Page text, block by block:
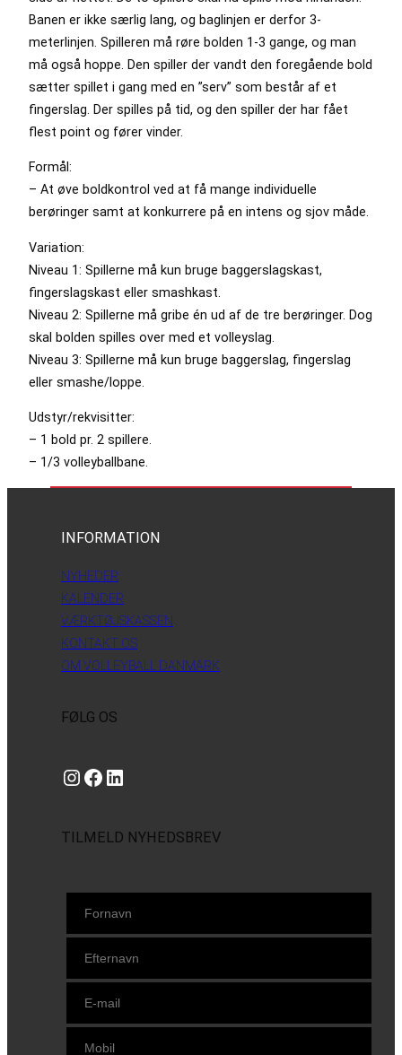
Banen er ikke særlig lang, og baglinjen er derfor 3-
meterlinjen. Spilleren må røre bolden 1-3 gange, og man
må også hoppe. Den spiller der vandt den foregående bold
sætter spillet i gang med en ”serv” som består af et
fingerslag. Der spilles på tid, og den spiller der har fået
flest point og fører vinder.
Formål:
– At øve boldkontrol ved at få mange individuelle
berøringer samt at konkurrere på en intens og sjov måde.
Variation:
Niveau 1: Spillerne må kun bruge baggerslagskast,
fingerslagskast eller smashkast.
Niveau 2: Spillerne må gribe én ud af de tre berøringer. Dog
skal bolden spilles over med et volleyslag.
Niveau 3: Spillerne må kun bruge baggerslag, fingerslag
eller smashe/loppe.
Udstyr/rekvisitter:
– 1 bold pr. 2 spillere.
– 1/3 volleyballbane.
INFORMATION
NYHEDER
KALENDER
VÆRKTØJSKASSEN
KONTAKT OS
OM VOLLEYBALL DANMARK
FØLG OS
Instagram https://www.facebook.com/danishbeachvolleytour LinkedIn
TILMELD NYHEDSBREV